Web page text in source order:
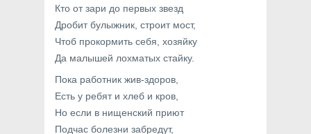
Кто от зари до первых звезд
Дробит булыжник, строит мост,
Чтоб прокормить себя, хозяйку
Да малышей лохматых стайку.
Пока работник жив-здоров,
Есть у ребят и хлеб и кров,
Но если в нищенский приют
Подчас болезни забредут,